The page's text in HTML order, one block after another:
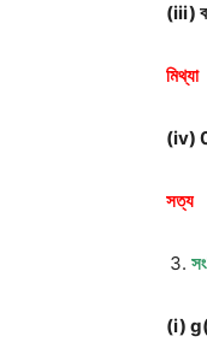
(iii)
মিথ্যা
(iv)
সত্য
(i)